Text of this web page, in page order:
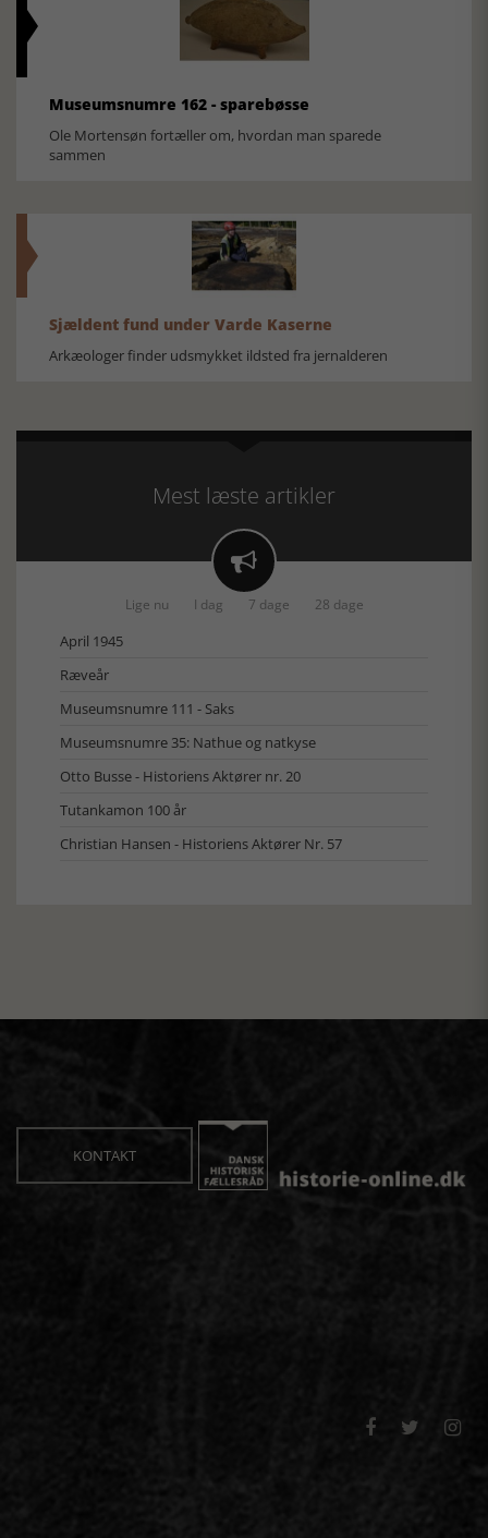
Museumsnumre 162 - sparebøsse
Ole Mortensøn fortæller om, hvordan man sparede
sammen
Sjældent fund under Varde Kaserne
Arkæologer finder udsmykket ildsted fra jernalderen
Mest læste artikler

Lige nu I dag 7 dage 28 dage
April 1945
Ræveår
Museumsnumre 111 - Saks
Museumsnumre 35: Nathue og natkyse
Otto Busse - Historiens Aktører nr. 20
Tutankamon 100 år
Christian Hansen - Historiens Aktører Nr. 57
KONTAKT
  